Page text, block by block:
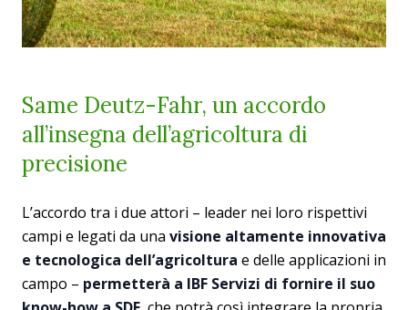
Same Deutz-Fahr, un accordo
all’insegna dell’agricoltura di
precisione
L’accordo tra i due attori – leader nei loro rispettivi
campi e legati da una visione altamente innovativa
e tecnologica dell’agricoltura e delle applicazioni in
campo – permetterà a IBF Servizi di fornire il suo